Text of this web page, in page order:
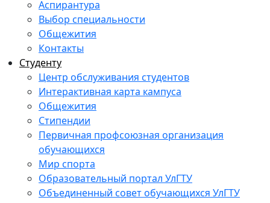
Аспирантура
Выбор специальности
Общежития
Контакты
Студенту
Центр обслуживания студентов
Интерактивная карта кампуса
Общежития
Стипендии
Первичная профсоюзная организация
обучающихся
Мир спорта
Образовательный портал УлГТУ
Объединенный совет обучающихся УлГТУ